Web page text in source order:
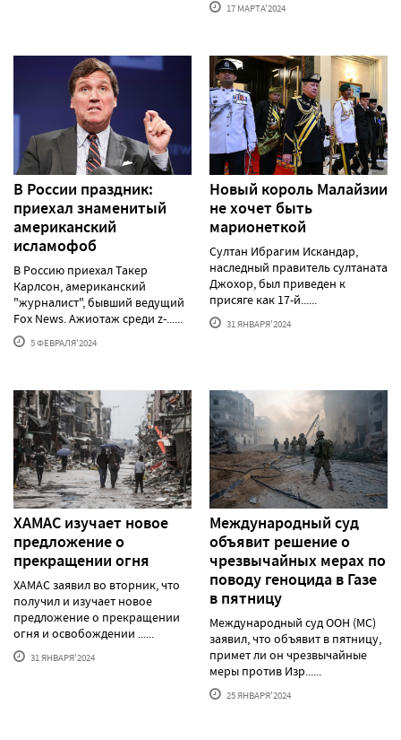
17 МАРТА'2024
В России праздник:
приехал знаменитый
американский
исламофоб
В Россию приехал Такер
Карлсон, американский
"журналист", бывший ведущий
Fox News. Ажиотаж среди z-......
5 ФЕВРАЛЯ'2024
Новый король Малайзии
не хочет быть
марионеткой
Султан Ибрагим Искандар,
наследный правитель султаната
Джохор, был приведен к
присяге как 17-й......
31 ЯНВАРЯ'2024
ХАМАС изучает новое
предложение о
прекращении огня
ХАМАС заявил во вторник, что
получил и изучает новое
предложение о прекращении
огня и освобождении ......
31 ЯНВАРЯ'2024
Международный суд
объявит решение о
чрезвычайных мерах по
поводу геноцида в Газе
в пятницу
Международный суд ООН (МС)
заявил, что объявит в пятницу,
примет ли он чрезвычайные
меры против Изр......
25 ЯНВАРЯ'2024